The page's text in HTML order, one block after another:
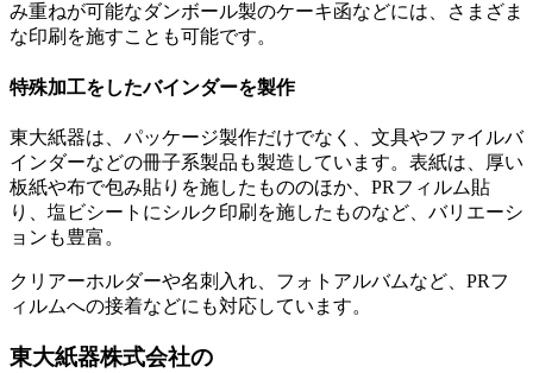
み重ねが可能なダンボール製のケーキ函などには、さまざま
な印刷を施すことも可能です。
特殊加工をしたバインダーを製作
東大紙器は、パッケージ製作だけでなく、文具やファイルバ
インダーなどの冊子系製品も製造しています。表紙は、厚い
板紙や布で包み貼りを施したもののほか、PRフィルム貼
り、塩ビシートにシルク印刷を施したものなど、バリエーシ
ョンも豊富。
クリアーホルダーや名刺入れ、フォトアルバムなど、PRフ
ィルムへの接着などにも対応しています。
東大紙器株式会社の